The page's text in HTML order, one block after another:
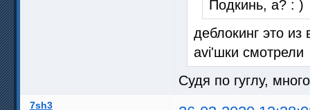
Подкинь, а? : )
деблокинг это
avi'шки смотрели
Судя по гуглу,
7sh3